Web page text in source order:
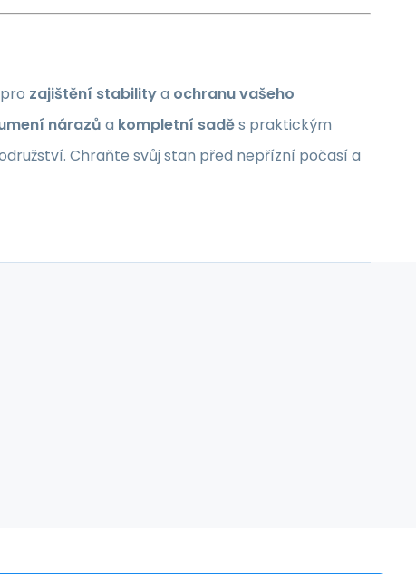
pro zajištění stabilitya ochranu vašeho
nárazů a kompletní saděs praktickým
Chraňte svůj stan před nepřízní počasí a